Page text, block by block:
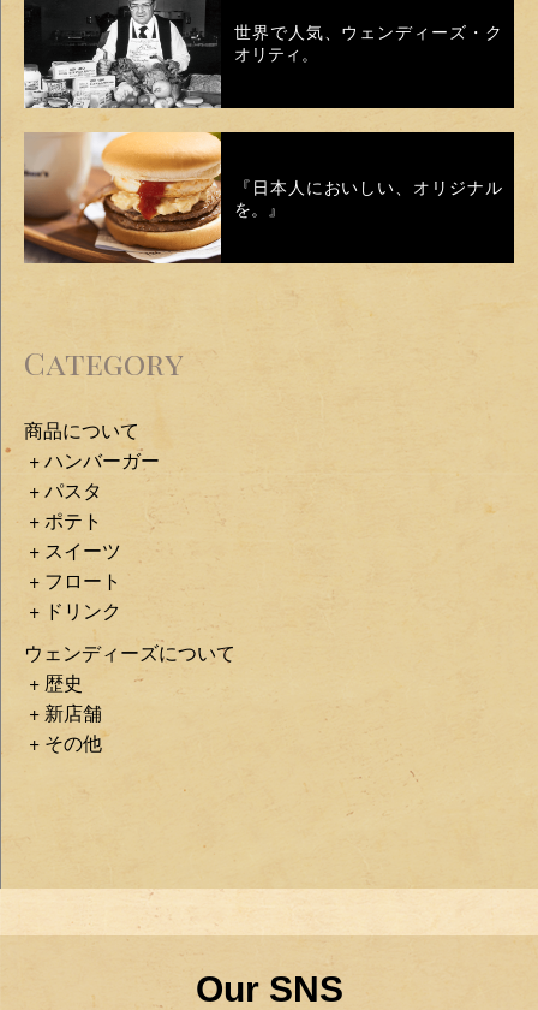
世界で人気、ウェンディーズ・ク
オリティ。
『日本人においしい、オリジナル
を。』
Category
商品について
ハンバーガー
パスタ
ポテト
スイーツ
フロート
ドリンク
ウェンディーズについて
歴史
新店舗
その他
Our SNS